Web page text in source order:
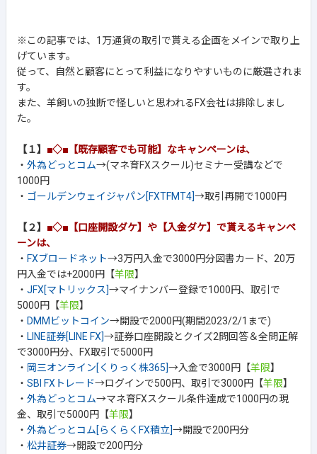
※この記事では、1万通貨の取引で貰える企画をメインで取り上
げています。
従って、自然と顧客にとって利益になりやすいものに厳選されま
す。
また、羊飼いの独断で怪しいと思われるFX会社は排除しまし
た。
【１】 ■◇■【既存顧客でも可能】なキャンペーンは、
・ 外為どっとコム→(マネ育FXスクール)セミナー受講などで
1000円
・ ゴールデンウェイジャパン[FXTFMT4]→取引再開で1000円
【２】 ■◇■【口座開設ダケ】や【入金ダケ】で貰えるキャンペ
ーンは、
・ FXブロードネット→3万円入金で3000円分図書カード、20万
円入金では+2000円【羊限】
・ JFX[マトリックス]→マイナンバー登録で1000円、取引で
5000円【羊限】
・ DMMビットコイン→開設で2000円(期間2023/2/1まで)
・ LINE証券[LINE FX]→証券口座開設とクイズ2問回答＆全問正解
で3000円分、FX取引で5000円
・ 岡三オンライン[くりっく株365]→入金で3000円【羊限】
・ SBI FXトレード→ログインで500円、取引で3000円【羊限】
・ 外為どっとコム→マネ育FXスクール条件達成で1000円の現
金、取引で5000円【羊限】
・ 外為どっとコム[らくらくFX積立]→開設で200円分
・ 松井証券→開設で200円分